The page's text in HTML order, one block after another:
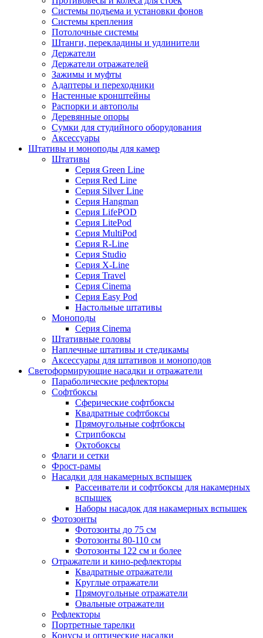
Системы подъема и установки фонов
Системы крепления
Потолочные системы
Штанги, перекладины и удлинители
Держатели
Держатели отражателей
Зажимы и муфты
Адаптеры и переходники
Настенные кронштейны
Распорки и автополы
Деревянные опоры
Сумки для студийного оборудования
Аксессуары
Штативы и моноподы для камер
Штативы
Серия Green Line
Серия Red Line
Серия Silver Line
Серия Hangman
Серия LifePOD
Серия LitePod
Серия MultiPod
Серия R-Line
Серия Studio
Серия X-Line
Серия Travel
Серия Cinema
Серия Easy Pod
Настольные штативы
Моноподы
Серия Cinema
Штативные головы
Наплечные штативы и стедикамы
Аксессуары для штативов и моноподов
Светоформирующие насадки и отражатели
Параболические рефлекторы
Софтбоксы
Сферические софтбоксы
Квадратные софтбоксы
Прямоугольные софтбоксы
Стрипбоксы
Октобоксы
Флаги и сетки
Фрост-рамы
Насадки для накамерных вспышек
Рассеиватели и софтбоксы для накамерных
вспышек
Наборы насадок для накамерных вспышек
Фотозонты
Фотозонты до 75 см
Фотозонты 80-110 см
Фотозонты 122 см и более
Отражатели и кино-рефлекторы
Квадратные отражатели
Круглые отражатели
Прямоугольные отражатели
Овальные отражатели
Рефлекторы
Портретные тарелки
Конусы и оптические насадки